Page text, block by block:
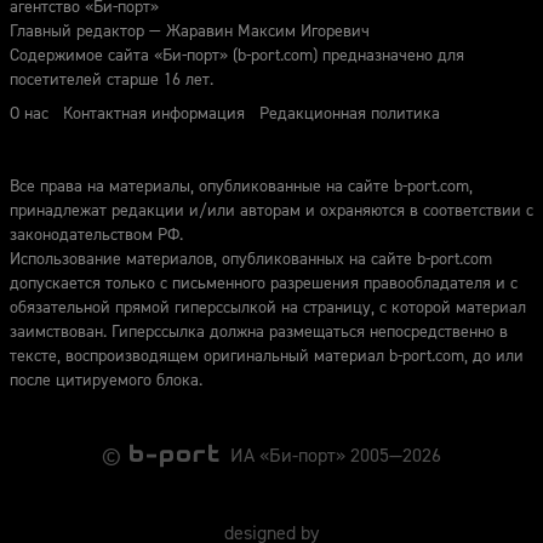
агентство «Би-порт»
Главный редактор — Жаравин Максим Игоревич
Содержимое сайта «Би-порт» (b-port.com) предназначено для
посетителей старше 16 лет.
О нас
Контактная информация Редакционная политика
Все права на материалы, опубликованные на сайте b-port.com,
принадлежат редакции и/или авторам и охраняются в соответствии с
законодательством РФ.
Использование материалов, опубликованных на сайте b-port.com
допускается только с письменного разрешения правообладателя и с
обязательной прямой гиперссылкой на страницу, с которой материал
заимствован. Гиперссылка должна размещаться непосредственно в
тексте, воспроизводящем оригинальный материал b-port.com, до или
после цитируемого блока.
© ИА «Би-порт» 2005—2026
designed by